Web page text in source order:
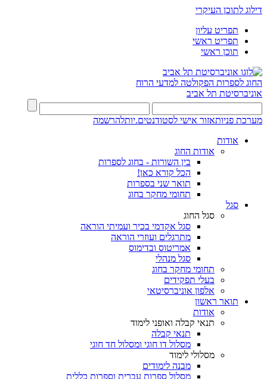
דילוג לתוכן העיקרי
תפריט עליון
תפריט ראשי
תוכן ראשי
החוג לספרות הפקולטה למדעי הרוח
אוניברסיטת תל אביב
מערכת פניותאזור אישי לסטודנטים.יותלהרשמה
אודות
אודות החוג
בין השורות - בחוג לספרות
הכל קורא כאן!
תואר שני בספרות
תחומי מחקר בחוג
סגל
סגל החוג
סגל אקדמי בכיר ועמיתי הוראה
מתרגלים ועוזרי הוראה
אמריטוס ובדימוס
סגל מנהלי
תחומי מחקר בחוג
בעלי תפקידים
אלפון אוניברסיטאי
תואר ראשון
אודות
תנאי קבלה ואופני לימוד
תנאי קבלה
מסלול דו חוגי ומסלול חד חוגי
מסלולי לימוד
מבנה לימודים
מסלול ספרות עברית וספרות כללית